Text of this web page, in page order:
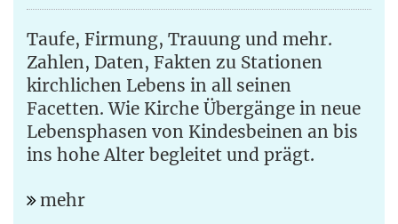
Taufe, Firmung, Trauung und mehr.
Zahlen, Daten, Fakten zu Stationen
kirchlichen Lebens in all seinen
Facetten. Wie Kirche Übergänge in neue
Lebensphasen von Kindesbeinen an bis
ins hohe Alter begleitet und prägt.
mehr